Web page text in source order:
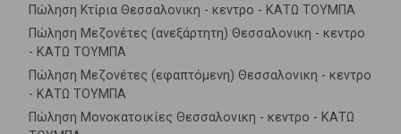
Πώληση Κτίρια Θεσσαλονικη - κεντρο - ΚΑΤΩ ΤΟΥΜΠΑ
Πώληση Μεζονέτες (ανεξάρτητη) Θεσσαλονικη - κεντρο
- ΚΑΤΩ ΤΟΥΜΠΑ
Πώληση Μεζονέτες (εφαπτόμενη) Θεσσαλονικη - κεντρο
- ΚΑΤΩ ΤΟΥΜΠΑ
Πώληση Μονοκατοικίες Θεσσαλονικη - κεντρο - ΚΑΤΩ